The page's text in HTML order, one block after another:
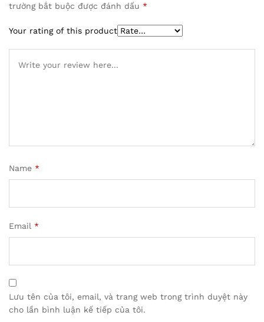
trường bắt buộc được đánh dấu *
Your rating of this product
Name *
Email *
Lưu tên của tôi, email, và trang web trong trình duyệt này
cho lần bình luận kế tiếp của tôi.